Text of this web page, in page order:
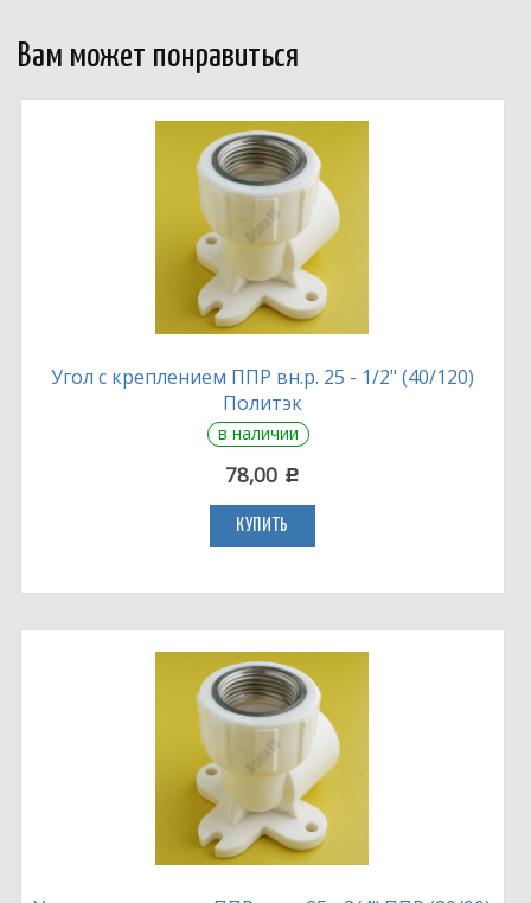
Вам может понравиться
Угол с креплением ППР вн.р. 25 - 1/2" (40/120)
Политэк
в наличии
78,00 c
КУПИТЬ